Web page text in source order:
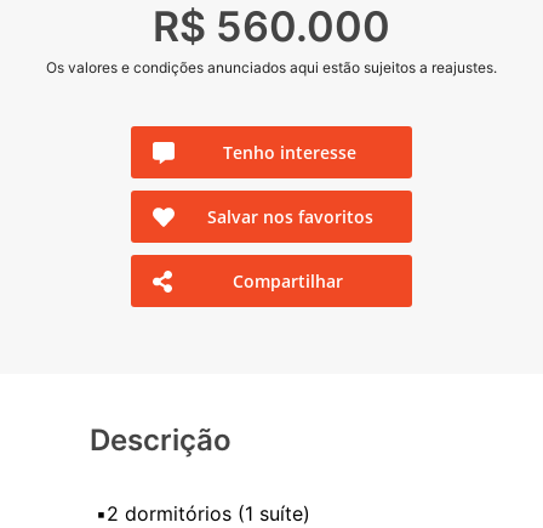
R$ 560.000
Os valores e condições anunciados aqui estão sujeitos a reajustes.
Tenho interesse
Salvar nos favoritos
Compartilhar
Descrição
▪️2 dormitórios (1 suíte)